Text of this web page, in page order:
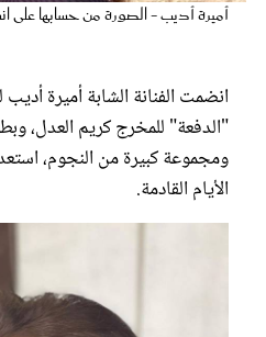
أميرة أديب - الصورة من حسابها على
انضمت الفنانة الشابة أميرة
"الدفعة" للمخرج كريم العدل،
ومجموعة كبيرة من النجوم،
الأيام القادمة.